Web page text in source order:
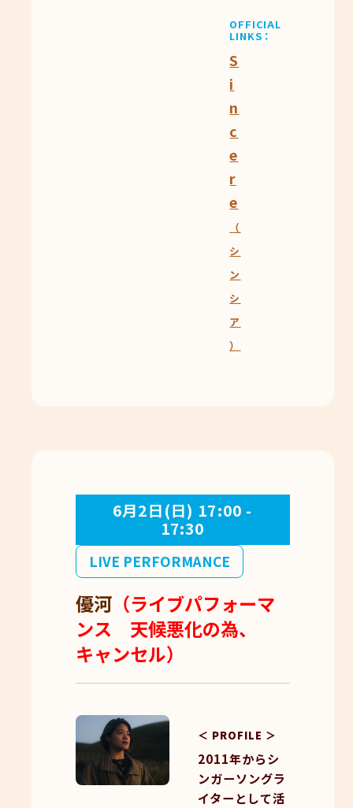
OFFICIAL
LINKS
S
i
n
c
e
r
e
（
シ
ン
シ
ア
）
LIVE PERFORMANCE
6月2日(日) 17:00 -
17:30
優河 （ライブパフォーマ
ンス 天候悪化の為、
キャンセル）
＜ PROFILE ＞
2011年からシ
ンガーソングラ
イターとして活